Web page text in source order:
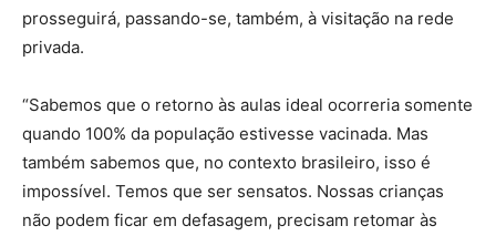
prosseguirá, passando-se, também, à visitação na rede
privada.
“Sabemos que o retorno às aulas ideal ocorreria somente
quando 100% da população estivesse vacinada. Mas
também sabemos que, no contexto brasileiro, isso é
impossível. Temos que ser sensatos. Nossas crianças
não podem ficar em defasagem, precisam retomar às